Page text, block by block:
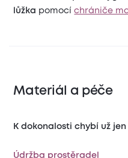
lůžka
pomocíchrániče
Materiál a péče
K dokonalosti chybí už
Údržba prostěradel